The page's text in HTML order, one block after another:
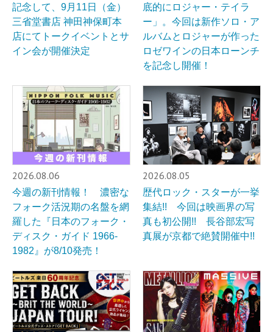
記念して、9月11日（金）
三省堂書店 神田神保町本
店にてトークイベントとサ
イン会が開催決定
底的にロジャー・テイラ
ー」。今回は新作ソロ・ア
ルバムとロジャーが作った
ロゼワインの日本ローンチ
を記念し開催！
2026.08.06
今週の新刊情報！ 濃密な
フォーク活況期の名盤を網
羅した『日本のフォーク・
ディスク・ガイド 1966-
1982』が8/10発売！
2026.08.05
歴代ロック・スターが一挙
集結!! 今回は映画界の写
真も初公開!! 長谷部宏写
真展が京都で絶賛開催中!!